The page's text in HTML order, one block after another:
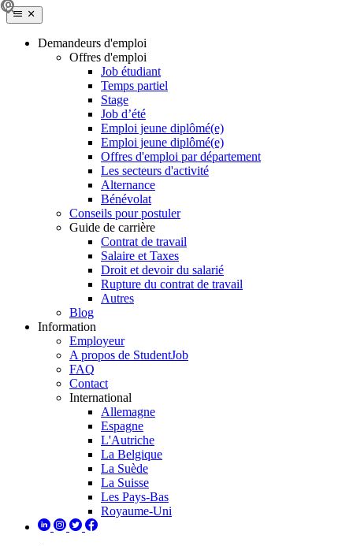
Demandeurs d'emploi
Offres d'emploi
Job étudiant
Temps partiel
Stage
Job d’été
Emploi jeune diplômé(e)
Emploi jeune diplômé(e)
Offres d'emploi par département
Les secteurs d'activité
Alternance
Bénévolat
Conseils pour postuler
Guide de carrière
Contrat de travail
Salaire et Taxes
Droit et devoir du salarié
Rupture du contrat de travail
Autres
Blog
Information
Employeur
A propos de StudentJob
FAQ
Contact
International
Allemagne
Espagne
L'Autriche
La Belgique
La Suède
La Suisse
Les Pays-Bas
Royaume-Uni